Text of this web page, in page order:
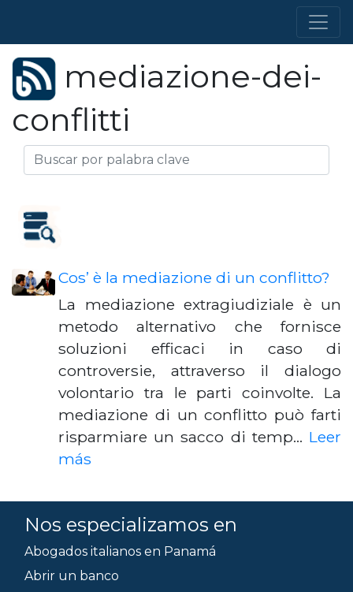
mediazione-dei-
conflitti
Cos’ è la mediazione di un conflitto?
La mediazione extragiudiziale è un
metodo alternativo che fornisce
soluzioni efficaci in caso di
controversie, attraverso il dialogo
volontario tra le parti coinvolte. La
mediazione di un conflitto può farti
risparmiare un sacco di temp… Leer
más
Nos especializamos en
Abogados italianos en Panamá
Abrir un banco